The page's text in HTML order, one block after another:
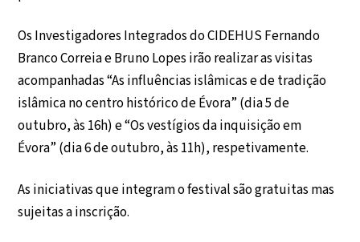
Os Investigadores Integrados do CIDEHUS Fernando
Branco Correia e Bruno Lopes irão realizar as visitas
acompanhadas “As influências islâmicas e de tradição
islâmica no centro histórico de Évora” (dia 5 de
outubro, às 16h) e “Os vestígios da inquisição em
Évora” (dia 6 de outubro, às 11h), respetivamente.
As iniciativas que integram o festival são gratuitas mas
sujeitas a inscrição.